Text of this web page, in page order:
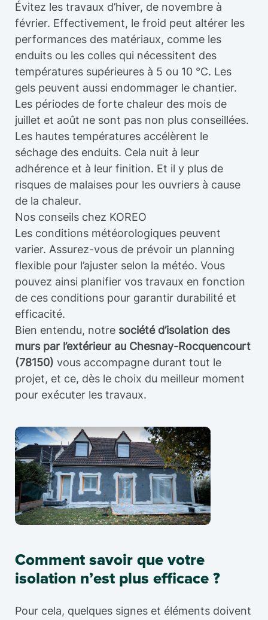
Évitez les travaux d’hiver, de novembre à
février. Effectivement, le froid peut altérer les
performances des matériaux, comme les
enduits ou les colles qui nécessitent des
températures supérieures à 5 ou 10 °C. Les
gels peuvent aussi endommager le chantier.
Les périodes de forte chaleur des mois de
juillet et août ne sont pas non plus conseillées.
Les hautes températures accélèrent le
séchage des enduits. Cela nuit à leur
adhérence et à leur finition. Et il y plus de
risques de malaises pour les ouvriers à cause
de la chaleur.
Nos conseils chez KOREO
Les conditions météorologiques peuvent
varier. Assurez-vous de prévoir un planning
flexible pour l’ajuster selon la météo. Vous
pouvez ainsi planifier vos travaux en fonction
de ces conditions pour garantir durabilité et
efficacité.
Bien entendu, notre société d’isolation des
murs par l’extérieur au Chesnay-Rocquencourt
(78150) vous accompagne durant tout le
projet, et ce, dès le choix du meilleur moment
pour exécuter les travaux.
Comment savoir que votre
isolation n’est plus efficace ?
Pour cela, quelques signes et éléments doivent